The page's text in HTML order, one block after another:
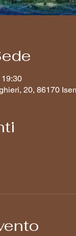
20, 86170